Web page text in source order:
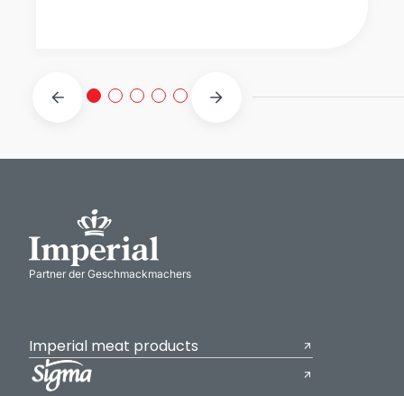
Partner der Geschmackmachers
Imperial meat products